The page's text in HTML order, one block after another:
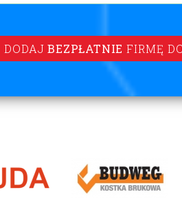
DODAJBEZPŁATNIE FIRMĘ